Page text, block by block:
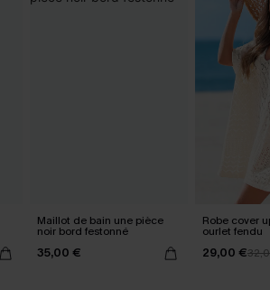
Maillot de bain une pièce
noir bord festonné
35,00 €
Robe cover
ourlet fendu
29,00 €